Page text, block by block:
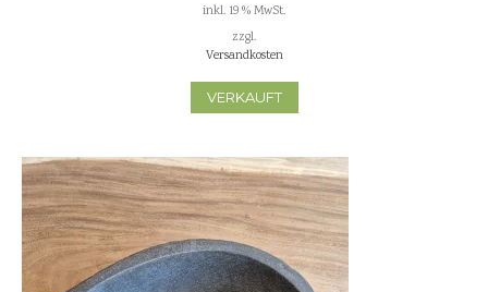
inkl. 19 % MwSt.
zzgl.
Versandkosten
VERKAUFT